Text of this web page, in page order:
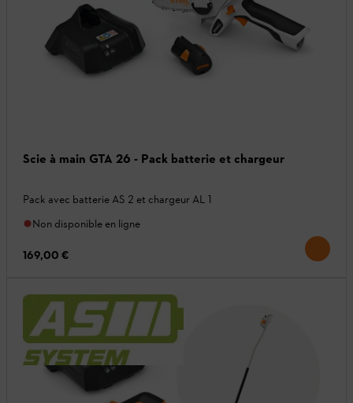
Scie à main GTA 26 - Pack batterie et chargeur
Pack avec batterie AS 2 et chargeur AL 1
Non disponible en ligne
169,00 €